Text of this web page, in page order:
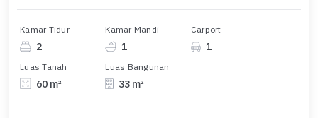
Kamar Tidur
2
Kamar Mandi
1
Carport
1
Luas Tanah
60 m²
Luas Bangunan
33 m²